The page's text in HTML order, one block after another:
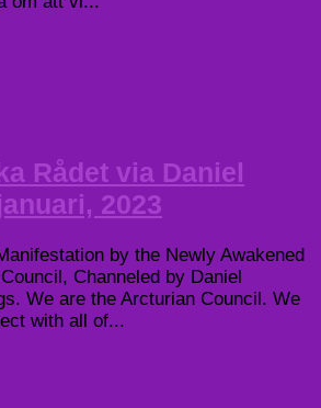
Rådet via Daniel
2023
by the Newly Awakened
Channeled by Daniel
We are the Arcturian Council. We
with all of...